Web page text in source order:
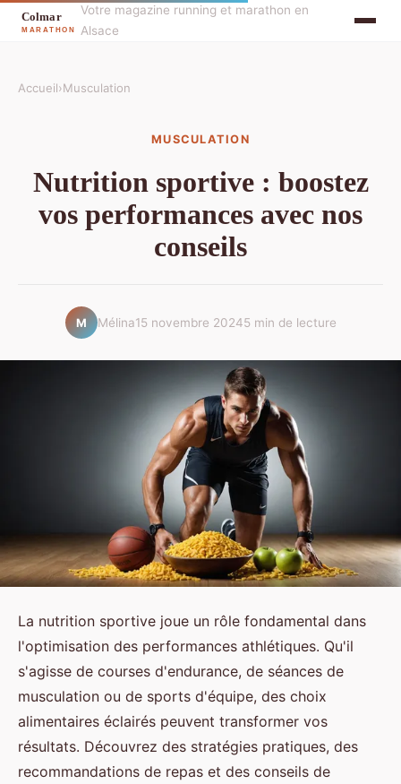
Votre magazine running et marathon en
Alsace
Accueil›Musculation
MUSCULATION
Nutrition sportive : boostez
vos performances avec nos
conseils
M Mélina15 novembre 20245 min de lecture
La nutrition sportive joue un rôle fondamental dans
l'optimisation des performances athlétiques. Qu'il
s'agisse de courses d'endurance, de séances de
musculation ou de sports d'équipe, des choix
alimentaires éclairés peuvent transformer vos
résultats. Découvrez des stratégies pratiques, des
recommandations de repas et des conseils de